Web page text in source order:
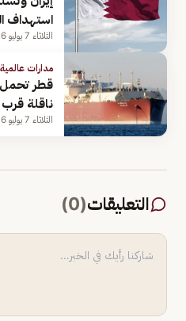
استهداف
الثلاثاء 7 يوليو 2026
مدارات عالمية
قطر تحمل
ناقلة
الثلاثاء 7 يوليو 2026
التعليقات(
0
)